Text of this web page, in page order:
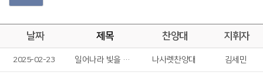
날짜 제목 찬양대 지휘자
2025-02-23 일어나라 빛을 발하라 나사렛찬양대 김세민